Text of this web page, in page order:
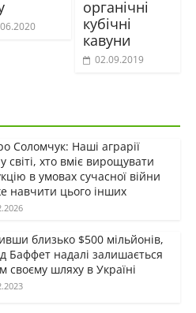
органічні
кубічні
кавуни
02.09.2019
Соломчук: Наші аграрії
світі, хто вміє вирощувати
в умовах сучасної війни
навчити цього інших
близько $500 мільйонів,
Баффет надалі залишається
своєму шляху в Україні